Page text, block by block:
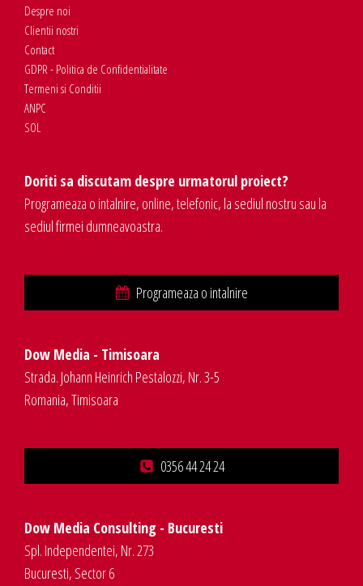
Despre noi
Clientii nostri
Contact
GDPR - Politica de Confidentialitate
Termeni si Conditii
ANPC
SOL
Doriti sa discutam despre urmatorul proiect?
Programeaza o intalnire, online, telefonic, la sediul nostru sau la
sediul firmei dumneavoastra.
Programeaza o intalnire
Dow Media - Timisoara
Strada. Johann Heinrich Pestalozzi, Nr. 3-5
Romania, Timisoara
0356 44 24 24
Dow Media Consulting - Bucuresti
Spl. Independentei, Nr. 273
Bucuresti, Sector 6